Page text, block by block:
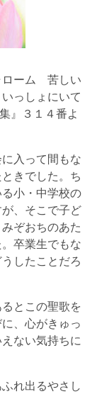
ーム 苦しい
っしょにいて
』３１４番よ
入って間もな
きでした。ち
小・中学校の
、そこで子ど
ぞおちのあた
卒業生でもな
したことだろ
とこの聖歌を
、心がきゅっ
ない気持ちに
れ出るやさし